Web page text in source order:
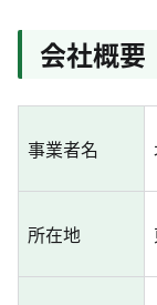
会社概要
事業者名
所在地